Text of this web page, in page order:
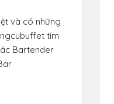
và có những
tìm
Bartender